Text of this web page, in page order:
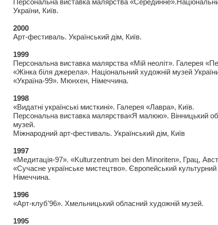
Персональна виставка малярства
України, Київ.
2000
Арт-фестиваль. Український дім, Київ.
1999
Персональна виставка малярства «Мій неоліт». Галерея
«Жінка біля джерела». Національний художній музей
«Україна-99». Мюнхен, Німеччина.
1998
«Видатні українські мисткині». Галерея «Лавра», Київ.
Персональна виставка малярства«Я малюю». Вінницький
музей.
Міжнародний арт-фестиваль. Український дім, Київ
1997
«Медитація-97». «Kulturzentrum bei den Minoriten», Грац,
«Сучасне українське мистецтво». Європейський
Німеччина.
1996
«Арт-клуб'96». Хмельницький обласний художній музей.
1995